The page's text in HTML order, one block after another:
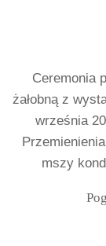
Ceremonia
żałobną z
września
mszy